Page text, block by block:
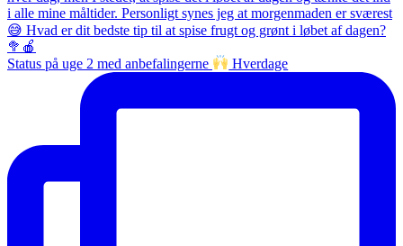
Status på uge 2 med anbefalingerne Hverdage